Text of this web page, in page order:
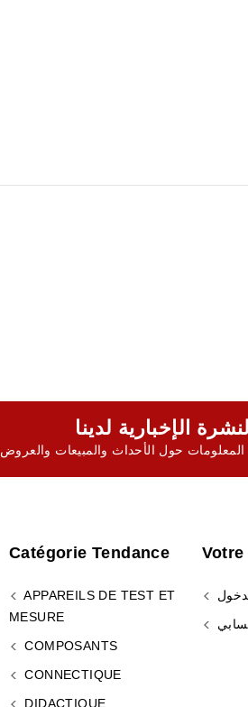
حول الأحداث والمبيعات والعروض
Catégorie Tendance
APPAREILS DE TEST ET
MESURE
COMPOSANTS
CONNECTIQUE
DIDACTIQUE